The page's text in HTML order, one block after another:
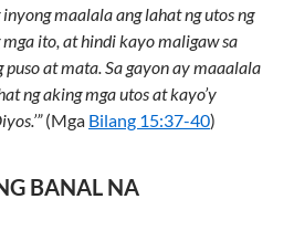
maalala ang lahat ng utos ng
ito, at hindi kayo maligaw sa
puso at mata. Sa gayon ay maaalala
ng aking mga utos at kayo’y
(Mga Bilang 15:37-40)
BANAL NA